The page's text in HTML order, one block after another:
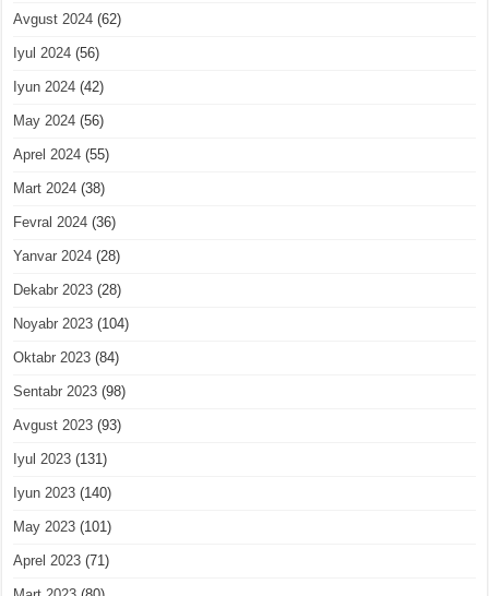
Avgust 2024 (62)
Iyul 2024 (56)
Iyun 2024 (42)
May 2024 (56)
Aprel 2024 (55)
Mart 2024 (38)
Fevral 2024 (36)
Yanvar 2024 (28)
Dekabr 2023 (28)
Noyabr 2023 (104)
Oktabr 2023 (84)
Sentabr 2023 (98)
Avgust 2023 (93)
Iyul 2023 (131)
Iyun 2023 (140)
May 2023 (101)
Aprel 2023 (71)